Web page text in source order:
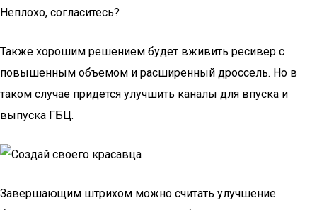
Неплохо, согласитесь?
Также хорошим решением будет вживить ресивер с
повышенным объемом и расширенный дроссель. Но в
таком случае придется улучшить каналы для впуска и
выпуска ГБЦ.
Завершающим штрихом можно считать улучшение